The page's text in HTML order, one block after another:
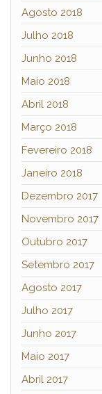
Agosto 2018
Julho 2018
Junho 2018
Maio 2018
Abril 2018
Março 2018
Fevereiro 2018
Janeiro 2018
Dezembro 2017
Novembro 2017
Outubro 2017
Setembro 2017
Agosto 2017
Julho 2017
Junho 2017
Maio 2017
Abril 2017